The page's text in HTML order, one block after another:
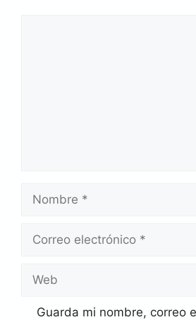
Nombre
Correo
Web
Guarda mi nombre, correo